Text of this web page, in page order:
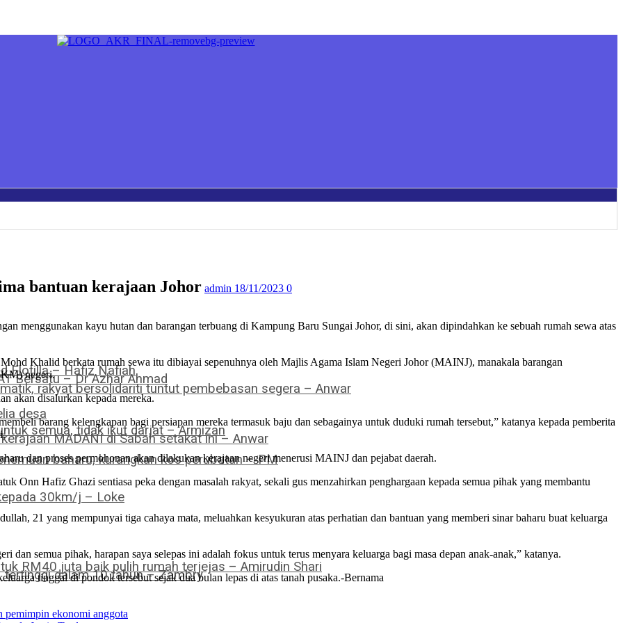
rakyat bersolidariti tuntut pembebasan segera – Anwar
Flotilla – Hafiz Nafiah
Bersatu – Dr Azhar Ahmad
MADANI di Sabah setakat ini – Anwar
baharu, kurangkan kos perubatan – PM
semua, tidak ikut darjat – Armizan
desa
30km/j – Loke
RM40 juta baik pulih rumah terjejas – Amirudin Shari
tertinggi dalam 10 tahun – Zambry
bantuan kerajaan Johor admin 18/11/2023 0
menggunakan kayu hutan dan barangan terbuang di Kampung Baru Sungai Johor, di sini, akan dipindahkan ke sebuah rumah sewa atas
Khalid berkata rumah sewa itu dibiayai sepenuhnya oleh Majlis Agama Islam Negeri Johor (MAINJ), manakala barangan
negeri.
akan disalurkan kepada mereka.
barang kelengkapan bagi persiapan mereka termasuk baju dan sebagainya untuk duduki rumah tersebut,” katanya kepada pemberita
dan proses permohonan akan dilakukan kerajaan negeri menerusi MAINJ dan pejabat daerah.
Onn Hafiz Ghazi sentiasa peka dengan masalah rakyat, sekali gus menzahirkan penghargaan kepada semua pihak yang membantu
21 yang mempunyai tiga cahaya mata, meluahkan kesyukuran atas perhatian dan bantuan yang memberi sinar baharu buat keluarga
dan semua pihak, harapan saya selepas ini adalah fokus untuk terus menyara keluarga bagi masa depan anak-anak,” katanya.
tinggal di pondok tersebut sejak dua bulan lepas di atas tanah pusaka.-Bernama
ekonomi anggota